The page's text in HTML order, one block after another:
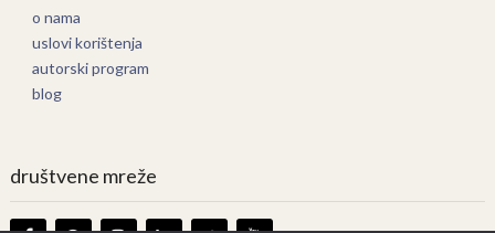
o nama
uslovi korištenja
autorski program
blog
društvene mreže